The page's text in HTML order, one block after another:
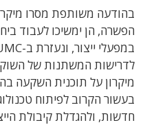
הפשרה, הן ימשיכו לעבוד
חדשות, ולהגדלת קיבולת